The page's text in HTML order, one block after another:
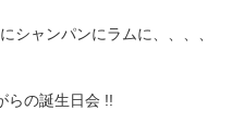
シャンパンにラムに、、、、
らの誕生日会 !!